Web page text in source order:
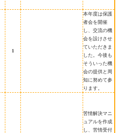
1
本年度は保護
者会を開催
し、交流の機
会を設けさせ
ていただきま
した。今後も
そういった機
会の提供と周
知に努めて参
ります。
苦情解決マニ
ュアルを作成
し、苦情受付